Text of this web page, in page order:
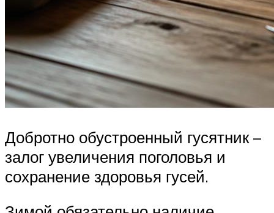
Добротно обустроенный гусятник –
залог увеличения поголовья и
сохранение здоровья гусей.